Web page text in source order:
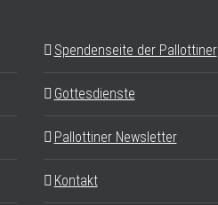
Spendenseite der Pallottiner
Gottesdienste
Pallottiner Newsletter
Kontakt